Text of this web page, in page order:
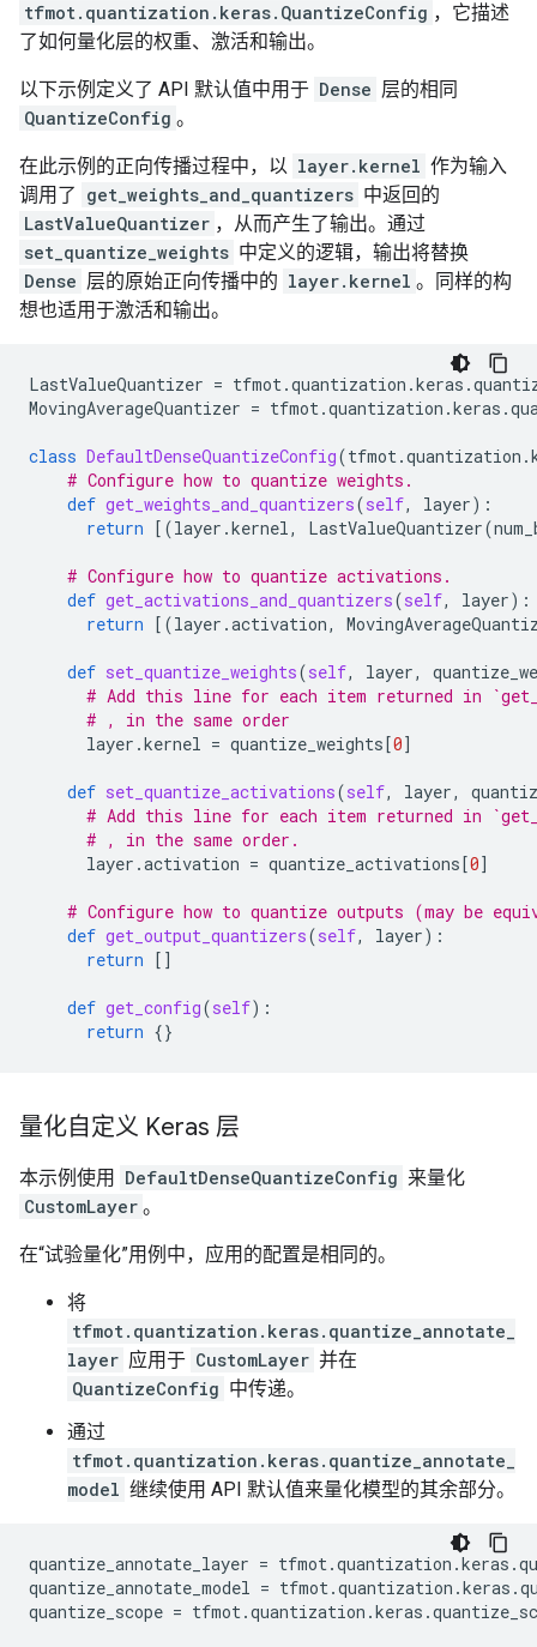
tfmot.quantization.keras.QuantizeConfig ，它描述
了如何量化层的权重、激活和输出。
以下示例定义了 API 默认值中用于 Dense 层的相同
QuantizeConfig 。
在此示例的正向传播过程中，以 layer.kernel 作为输入
调用了 get_weights_and_quantizers 中返回的
LastValueQuantizer ，从而产生了输出。通过
set_quantize_weights 中定义的逻辑，输出将替换
Dense 层的原始正向传播中的 layer.kernel 。同样的构
想也适用于激活和输出。
LastValueQuantizer = tfmot.quantization .keras .
MovingAverageQuantizer = tfmot.quantization .keras .
class DefaultDenseQuantizeConfig(tfmot.quantization .
# Configure how to quantize weights.
def get_weights_and_quantizers(self, layer):
return [(layer .kernel, LastValueQuantizer(
# Configure how to quantize activations.
def get_activations_and_quantizers(self, layer):
return [(layer .activation,
def set_quantize_weights(self, layer,
# Add this line for each item returned in
# , in the same order
layer .kernel = quantize_weights[0]
def set_quantize_activations(self, layer,
# Add this line for each item returned in
# , in the same order.
layer .activation = quantize_activations[0]
# Configure how to quantize outputs (may be
def get_output_quantizers(self, layer):
return []
def get_config(self):
return {}
量化自定义 Keras 层
本示例使用 DefaultDenseQuantizeConfig 来量化
CustomLayer 。
在“试验量化”用例中，应用的配置是相同的。
将
tfmot.quantization.keras.quantize_annotate_
layer 应用于 CustomLayer 并在
QuantizeConfig 中传递。
通过
tfmot.quantization.keras.quantize_annotate_
model 继续使用 API ​​默认值来量化模型的其余部分。
quantize_annotate_layer = tfmot.quantization .keras .
quantize_annotate_model = tfmot.quantization .keras .
quantize_scope = tfmot.quantization .keras .